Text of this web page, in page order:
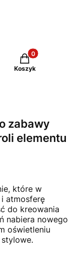
Produkty w
Koszyk
zabawy
elementu
które w
atmosferę
do kreowania
nabiera nowego
oświetleniu